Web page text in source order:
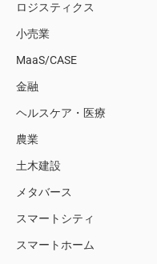
ロジスティクス
小売業
MaaS/CASE
金融
ヘルスケア・医療
農業
土木建設
メタバース
スマートシティ
スマートホーム